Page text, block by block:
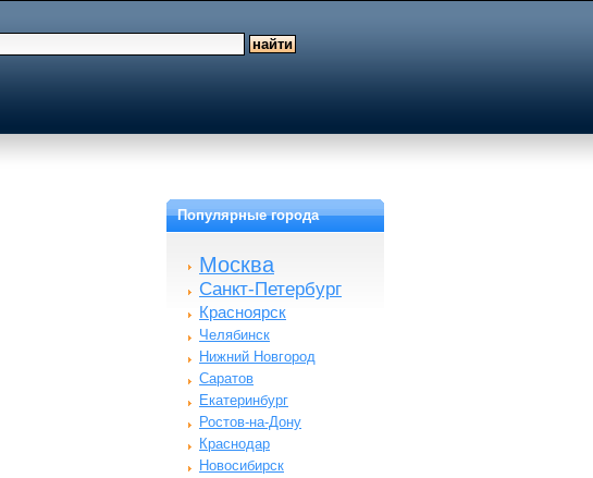
Популярные города
Москва
Санкт-Петербург
Красноярск
Челябинск
Нижний Новгород
Саратов
Екатеринбург
Ростов-на-Дону
Краснодар
Новосибирск